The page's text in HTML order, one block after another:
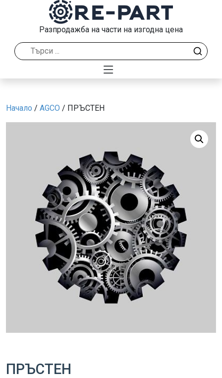
Разпродажба на части на изгодна цена
Начало / AGCO / ПРЪСТЕН
ПРЪСТЕН